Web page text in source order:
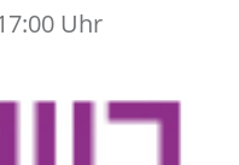
Uhr